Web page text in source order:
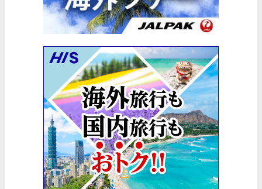
Trip.com) 海外航空券(香港) 最大5,000円OFFクーポン
Trip.com) 韓国旅 最大50%OFFセール
エアトリ) 海外航空券 最大3,000円OFFクーポン
HIS) 海外航空券 2,000円OFFクーポン
HIS) 海外航空券タイムセール
楽天トラベル) 海外ツアー 最大15,000円OFFクーポン
Trip.com) 海外航空券(アジア) 6,900円~
Trip.com) 航空券＋ホテル 最大5,000円OFFクーポン
Trip.com) 海外航空券 最大2,500円OFFクーポン